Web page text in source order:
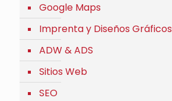
Google Maps
Imprenta y Diseños Gráficos
ADW & ADS
Sitios Web
SEO